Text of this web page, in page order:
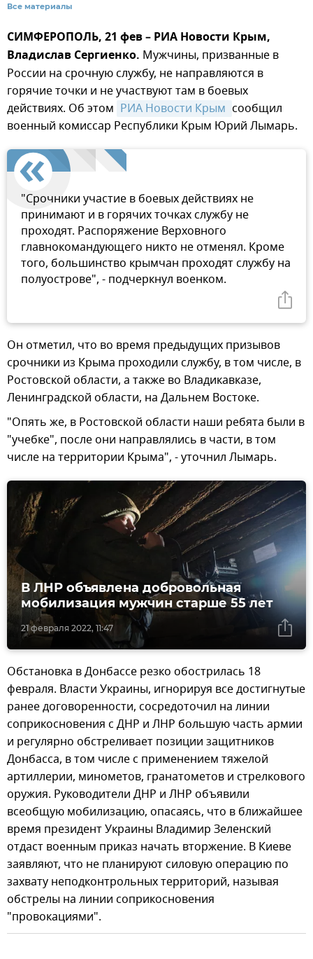
Все материалы
СИМФЕРОПОЛЬ, 21 фев – РИА Новости Крым,
Владислав Сергиенко. Мужчины, призванные в
России на срочную службу, не направляются в
горячие точки и не участвуют там в боевых
действиях. Об этом РИА Новости Крым сообщил
военный комиссар Республики Крым Юрий Лымарь.
"Срочники участие в боевых действиях не
принимают и в горячих точках службу не
проходят. Распоряжение Верховного
главнокомандующего никто не отменял. Кроме
того, большинство крымчан проходят службу на
полуострове", - подчеркнул военком.
Он отметил, что во время предыдущих призывов
срочники из Крыма проходили службу, в том числе, в
Ростовской области, а также во Владикавказе,
Ленинградской области, на Дальнем Востоке.
"Опять же, в Ростовской области наши ребята были в
"учебке", после они направлялись в части, в том
числе на территории Крыма", - уточнил Лымарь.
21 февраля 2022, 11:47
В ЛНР объявлена добровольная
мобилизация мужчин старше 55 лет
Обстановка в Донбассе резко обострилась 18
февраля. Власти Украины, игнорируя все достигнутые
ранее договоренности, сосредоточил на линии
соприкосновения с ДНР и ЛНР большую часть армии
и регулярно обстреливает позиции защитников
Донбасса, в том числе с применением тяжелой
артиллерии, минометов, гранатометов и стрелкового
оружия. Руководители ДНР и ЛНР объявили
всеобщую мобилизацию, опасаясь, что в ближайшее
время президент Украины Владимир Зеленский
отдаст военным приказ начать вторжение. В Киеве
заявляют, что не планируют силовую операцию по
захвату неподконтрольных территорий, называя
обстрелы на линии соприкосновения
"провокациями".